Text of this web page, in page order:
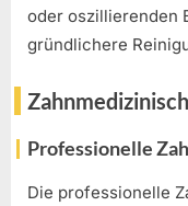
oder oszillierenden
gründlichere
Professionelle
Die professionelle